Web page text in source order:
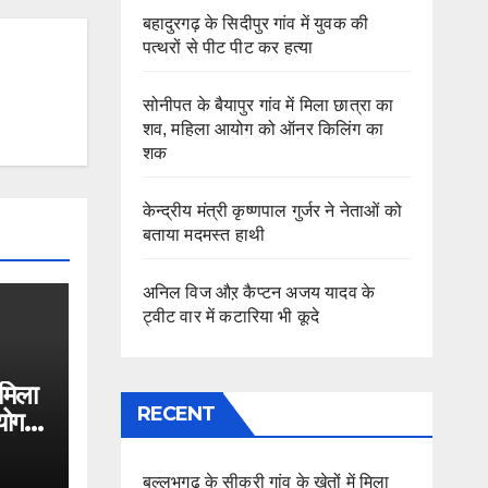
बहादुरगढ़ के सिदीपुर गांव में युवक की
पत्थरों से पीट पीट कर हत्या
सोनीपत के बैयापुर गांव में मिला छात्रा का
शव, महिला आयोग को ऑनर किलिंग का
शक
केन्द्रीय मंत्री कृष्णपाल गुर्जर ने नेताओं को
बताया मदमस्त हाथी
अनिल विज औऱ कैप्टन अजय यादव के
ट्वीट वार में कटारिया भी कूदे
RECENT
बल्लभगढ़ के सीकरी गांव के खेतों में मिला